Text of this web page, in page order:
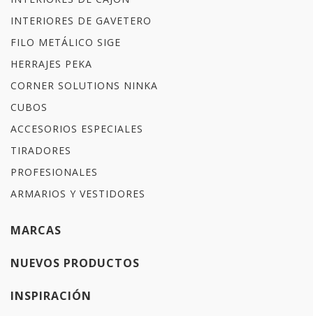
INTERIORES DE GAVETERO
FILO METÁLICO SIGE
HERRAJES PEKA
CORNER SOLUTIONS NINKA
CUBOS
ACCESORIOS ESPECIALES
TIRADORES
PROFESIONALES
ARMARIOS Y VESTIDORES
MARCAS
NUEVOS PRODUCTOS
INSPIRACIÓN